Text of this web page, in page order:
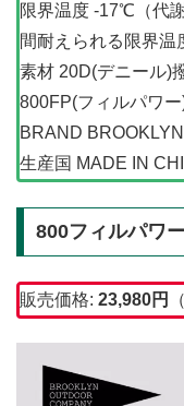
限界温度 -17℃（代
間耐えられる限界
素材 20D(デニール)
800FP(フィルパワ
BRAND
生産国 MADE IN
800フィルパワ
販売価格: 23,980円